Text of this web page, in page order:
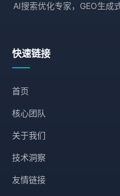
AI搜索优化专家，GEO生成
快速链接
首页
核心团队
关于我们
技术洞察
友情链接